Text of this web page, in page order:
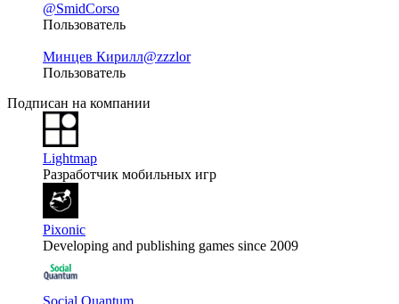
@SmidCorso
Пользователь
Минцев Кирилл@zzzlor
Пользователь
Подписан на компании
Lightmap
Разработчик мобильных игр
Pixonic
Developing and publishing games since 2009
Social Quantum